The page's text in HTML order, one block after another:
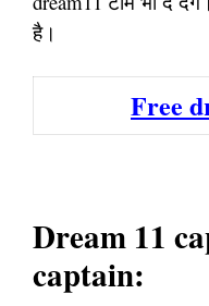
है।
Free
Dream 11
captain: